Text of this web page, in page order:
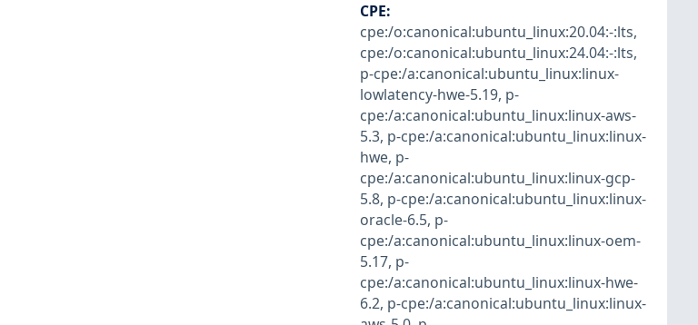
CPE:
cpe:/o:canonical:ubuntu_linux:20.04:-:lts,
cpe:/o:canonical:ubuntu_linux:24.04:-:lts,
p-cpe:/a:canonical:ubuntu_linux:linux-
lowlatency-hwe-5.19, p-
cpe:/a:canonical:ubuntu_linux:linux-aws-
5.3, p-cpe:/a:canonical:ubuntu_linux:linux-
hwe, p-
cpe:/a:canonical:ubuntu_linux:linux-gcp-
5.8, p-cpe:/a:canonical:ubuntu_linux:linux-
oracle-6.5, p-
cpe:/a:canonical:ubuntu_linux:linux-oem-
5.17, p-
cpe:/a:canonical:ubuntu_linux:linux-hwe-
6.2, p-cpe:/a:canonical:ubuntu_linux:linux-